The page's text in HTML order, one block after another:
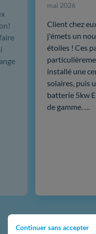
Continuer sans accepter
mai 2026
Client chez
j'émets un
étoiles ! Ces
installé une
solaires, puis
batterie 5kw
de gamme. …